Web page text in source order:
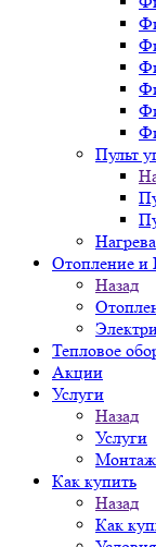
Пульт
Отопление и
Назад
Тепловое
Акции
Услуги
Назад
Услуги
Монтаж
Как купить
Назад
Как